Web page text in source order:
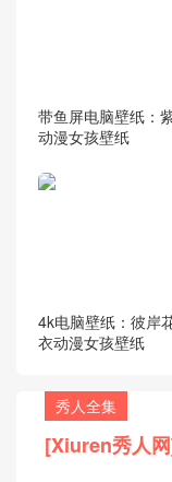
带鱼屏电脑壁纸：
动漫女孩壁纸
4k电脑壁纸：彼岸
衣动漫女孩壁纸
秀人全集
[Xiuren秀人